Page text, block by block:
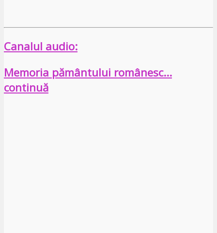
Canalul audio:
Memoria pământului românesc…
continuă